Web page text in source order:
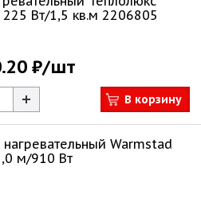
Вт/1,5 кв.м 2206805
₽/шт
В корзину
нагревательный Warmstad
м/910 Вт